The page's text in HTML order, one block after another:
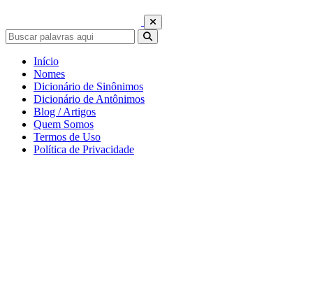
Início
Nomes
Dicionário de Sinônimos
Dicionário de Antônimos
Blog / Artigos
Quem Somos
Termos de Uso
Política de Privacidade